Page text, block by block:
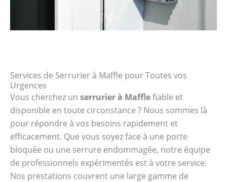
Services de Serrurier à Maffle pour Toutes vos
Urgences
Vous cherchez un serrurier à Mafflefiable et
disponible en toute circonstance ? Nous sommes là
pour répondre à vos besoins rapidement et
efficacement. Que vous soyez face à une porte
bloquée ou une serrure endommagée, notre équipe
de professionnels expérimentés est à votre service.
Nos prestations couvrent une large gamme de